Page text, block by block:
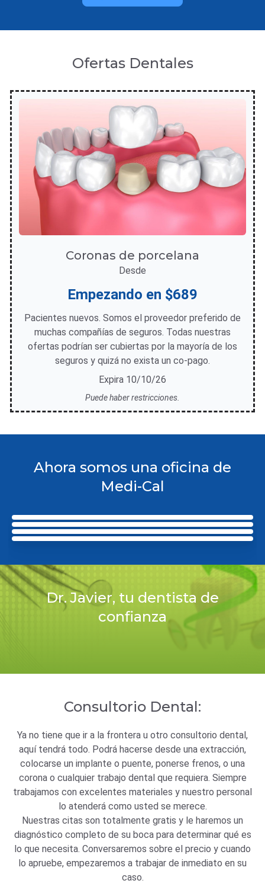
Ofertas Dentales
Coronas de porcelana
Desde
Empezando en $689
Pacientes nuevos. Somos el proveedor preferido de
muchas compañías de seguros. Todas nuestras
ofertas podrían ser cubiertas por la mayoría de los
seguros y quizá no exista un co-pago.
Expira 10/10/26
Puede haber restricciones.
Ahora somos una oficina de
Medi-Cal
Dr. Javier, tu dentista de
confianza
Consultorio Dental:
Ya no tiene que ir a la frontera u otro consultorio dental,
aquí tendrá todo. Podrá hacerse desde una extracción,
colocarse un implante o puente, ponerse frenos, o una
corona o cualquier trabajo dental que requiera. Siempre
trabajamos con excelentes materiales y nuestro personal
lo atenderá como usted se merece.
Nuestras citas son totalmente gratis y le haremos un
diagnóstico completo de su boca para determinar qué es
lo que necesita. Conversaremos sobre el precio y cuando
lo apruebe, empezaremos a trabajar de inmediato en su
caso.